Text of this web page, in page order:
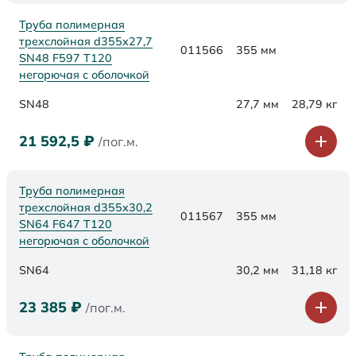
Труба полимерная
трехслойная d355х27,7
SN48 F597 Т120
негорючая с оболочкой
011566 355 мм
SN48 27,7 мм 28,79 кг
21 592,5 ₽ /пог.м.
Труба полимерная
трехслойная d355х30,2
SN64 F647 Т120
негорючая с оболочкой
011567 355 мм
SN64 30,2 мм 31,18 кг
23 385 ₽ /пог.м.